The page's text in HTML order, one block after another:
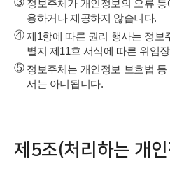
정보주체가 개인정보의 오류
용하거나 제공하지 않습니다.
④제1항에 따른 권리 행사는 정보
별지 제11호 서식에 따른 위임
⑤ 정보주체는 개인정보 보호법
서는 아니됩니다.
제5조(처리하는 개